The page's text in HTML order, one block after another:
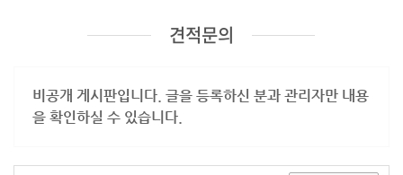
견적문의
비공개 게시판입니다. 글을 등록하신 분과 관리자만 내용
을 확인하실 수 있습니다.